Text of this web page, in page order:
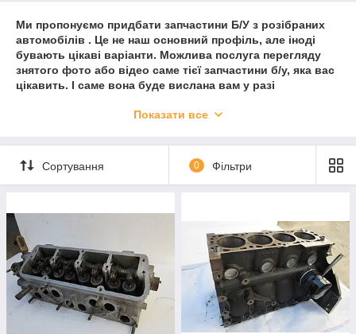
Ми пропонуємо придбати запчастини Б/У з розібраних
автомобілів . Це не наш основний профіль, але іноді
бувають цікаві варіанти. Можлива послуга перегляду
знятого фото або відео саме тієї запчастини б/у, яка вас
цікавить. І саме вона буде вислана вам у разі
можете приїхати і забрати її самі , якщо вам дозволяє
бесіді. Оплата після отримання післяплатою. Пересилка
за рахунок покупця.
Показати все
Сортування 0 Фільтри